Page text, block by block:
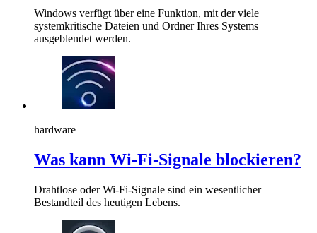
Windows verfügt über eine Funktion, mit der viele
systemkritische Dateien und Ordner Ihres Systems
ausgeblendet werden.
hardware
Was kann Wi-Fi-Signale blockieren?
Drahtlose oder Wi-Fi-Signale sind ein wesentlicher
Bestandteil des heutigen Lebens.